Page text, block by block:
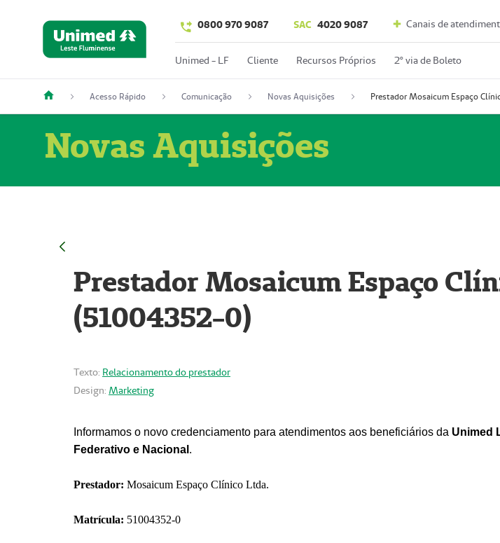
0800 970 9087 SAC 4020 9087 Canais de
Unimed - LF Cliente Recursos Próprios 2º via de Boleto
Acesso Rápido Comunicação Novas Aquisições
Novas Aquisições
Prestador Mosaicum Espaço
(51004352-0)
Texto: Relacionamento do prestador
Design: Marketing
Informamos o novo credenciamento para atendimentos aos beneficiários da Unimed
Federativo e Nacional .
Prestador: Mosaicum Espaço Clínico Ltda.
Matrícula: 51004352-0